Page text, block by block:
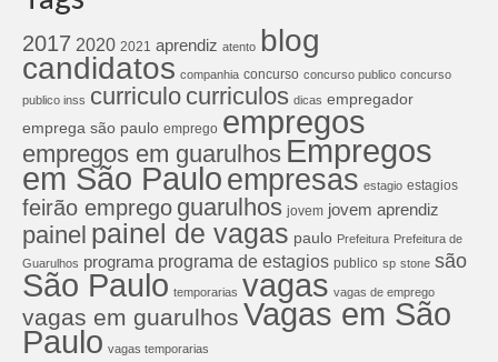
2017 2020 2021 aprendiz atento blog
candidatos companhia concurso concurso publico concurso
publico inss curriculo curriculos dicas empregador
emprega são paulo emprego empregos
empregos em guarulhos Empregos
em São Pauloempresas estagio estagios
feirão emprego guarulhos jovem jovem aprendiz
painel painel de vagas paulo Prefeitura Prefeitura de
Guarulhos programa programa de estagios publico sp stone são
São Paulo temporarias vagas vagas de emprego
vagas em guarulhos Vagas em São
Paulo vagas temporarias